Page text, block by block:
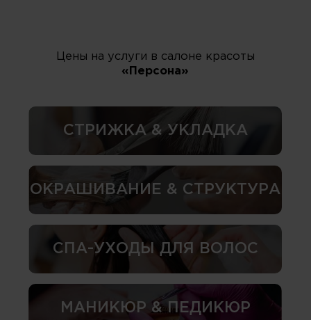
Цены на услуги в салоне красоты
«Персона»
СТРИЖКА & УКЛАДКА
ОКРАШИВАНИЕ & СТРУКТУРА
СПА-УХОДЫ ДЛЯ ВОЛОС
МАНИКЮР & ПЕДИКЮР